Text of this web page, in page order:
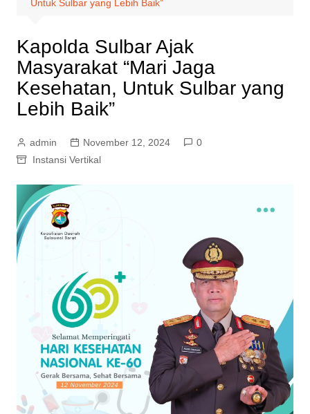
Untuk Sulbar yang Lebih Baik”
Kapolda Sulbar Ajak
Masyarakat “Mari Jaga
Kesehatan, Untuk Sulbar yang
Lebih Baik”
admin November 12, 2024
0
Instansi Vertikal